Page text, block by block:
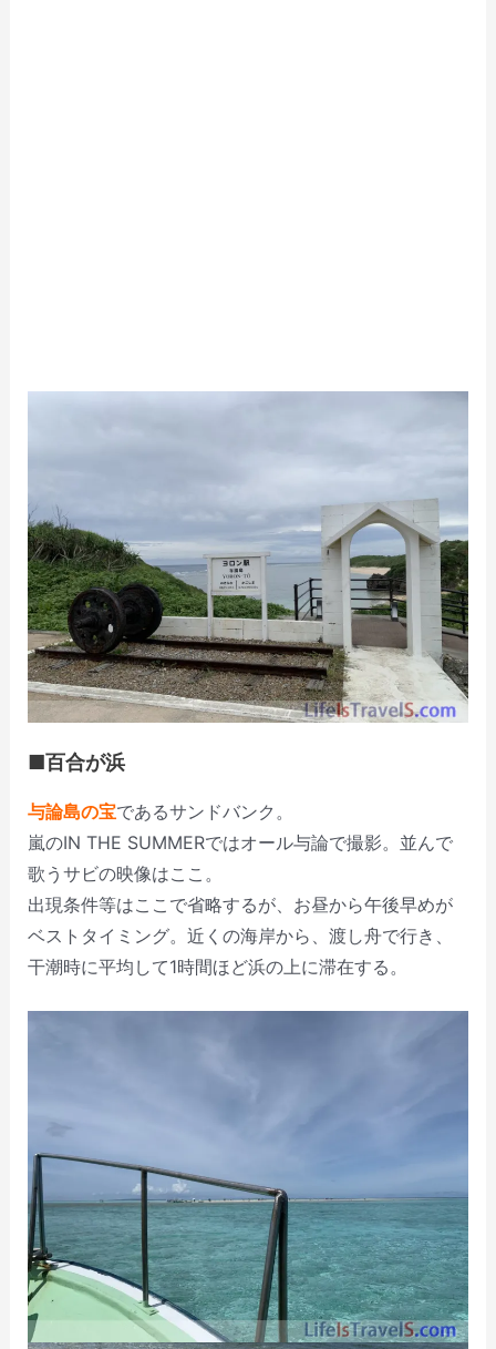
■百合が浜
与論島の宝であるサンドバンク。
嵐のIN THE SUMMERではオール与論で撮影。並んで
歌うサビの映像はここ。
出現条件等はここで省略するが、お昼から午後早めが
ベストタイミング。近くの海岸から、渡し舟で行き、
干潮時に平均して1時間ほど浜の上に滞在する。